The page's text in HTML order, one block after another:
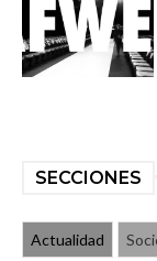
SECCIONES
Actualidad